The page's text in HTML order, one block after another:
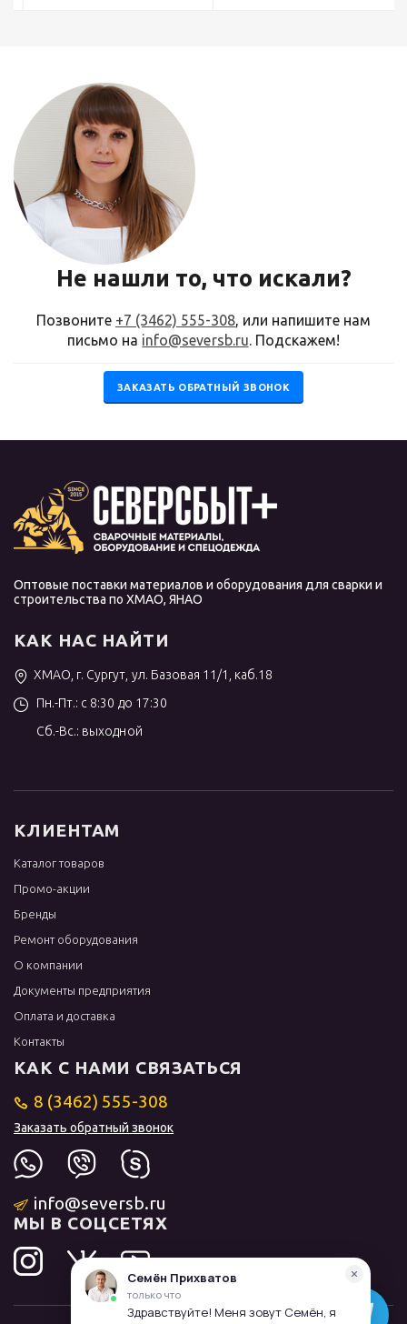
Не нашли то, что искали?
Позвоните +7 (3462) 555-308, или напишите нам
письмо на info@seversb.ru. Подскажем!
ЗАКАЗАТЬ ОБРАТНЫЙ ЗВОНОК
Оптовые поставки материалов и оборудования для сварки и
строительства по ХМАО, ЯНАО
КАК НАС НАЙТИ
ХМАО, г. Сургут, ул. Базовая 11/1, каб.18
Пн.-Пт.: с 8:30 до 17:30
Сб.-Вс.: выходной
КЛИЕНТАМ
Каталог товаров
Промо-акции
Бренды
Ремонт оборудования
О компании
Документы предприятия
Оплата и доставка
Контакты
КАК С НАМИ СВЯЗАТЬСЯ
8 (3462) 555-308
Заказать обратный звонок
info@seversb.ru
МЫ В СОЦСЕТЯХ